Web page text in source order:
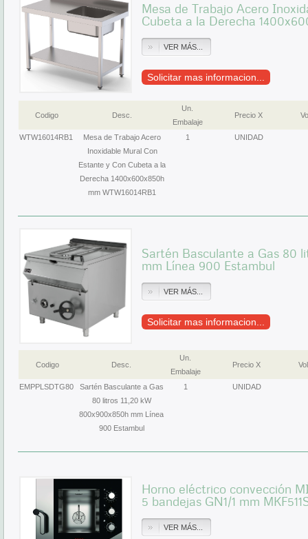
Mesa de Trabajo Acero
Cubeta a la Derecha
VER MÁS...
Solicitar mas informacion...
Codigo Desc.
Un.
Embalaje
Precio X
WTW16014RB1
Mesa de Trabajo Acero
Inoxidable Mural Con
Estante y Con Cubeta a la
Derecha 1400x600x850h
mm WTW16014RB1
1 UNIDAD
Sartén Basculante a Gas 80
mm Línea 900 Estambul
VER MÁS...
Solicitar mas informacion...
Codigo Desc.
Un.
Embalaje
Precio X
EMPPLSDTG80
Sartén Basculante a Gas
80 litros 11,20 kW
800x900x850h mm Línea
900 Estambul
1 UNIDAD
Horno eléctrico convección
5 bandejas GN1/1 mm
VER MÁS...